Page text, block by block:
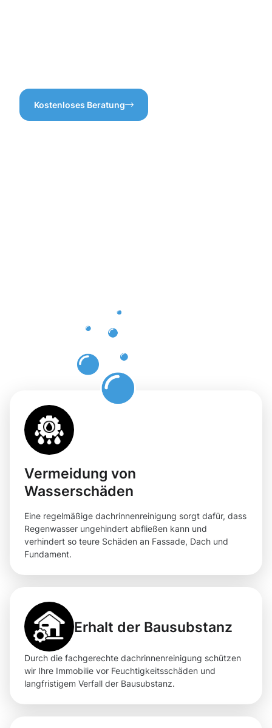
Kostenloses Beratung
Vermeidung von
Wasserschäden
Eine regelmäßige dachrinnenreinigung sorgt dafür, dass
Regenwasser ungehindert abfließen kann und
verhindert so teure Schäden an Fassade, Dach und
Fundament.
Erhalt der Bausubstanz
Durch die fachgerechte dachrinnenreinigung schützen
wir Ihre Immobilie vor Feuchtigkeitsschäden und
langfristigem Verfall der Bausubstanz.